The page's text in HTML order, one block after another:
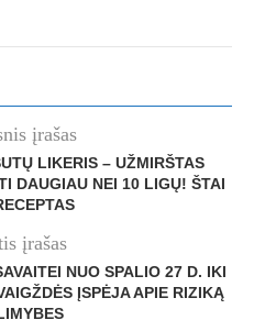
įrašas
LIKERIS – UŽMIRŠTAS
DAUGIAU NEI 10 LIGŲ! ŠTAI
įrašas
NUO SPALIO 27 D. IKI
ĮSPĖJA APIE RIZIKĄ